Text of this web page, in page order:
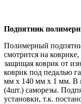
Подпятник
Полимерный
смотрится на
защищая коврик от
коврик под педалью
мм x 140 мм x 1 мм. В
(4шт.) саморезы.
установки, т.к.